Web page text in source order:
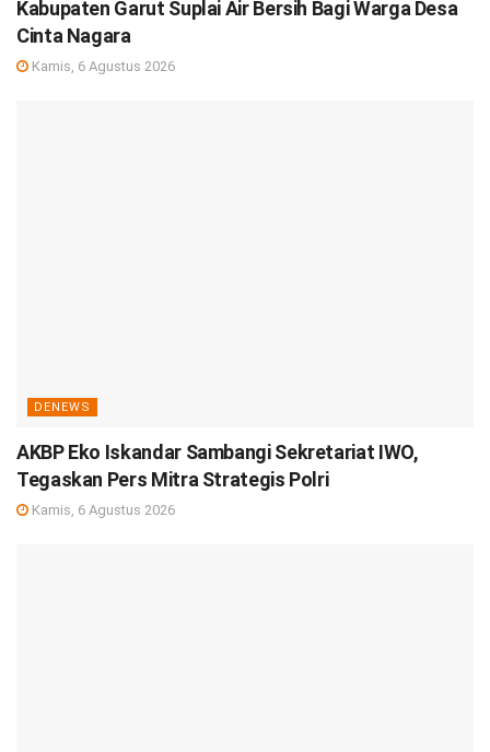
Kabupaten Garut Suplai Air Bersih Bagi Warga Desa
Cinta Nagara
Kamis, 6 Agustus 2026
DENEWS
AKBP Eko Iskandar Sambangi Sekretariat IWO,
Tegaskan Pers Mitra Strategis Polri
Kamis, 6 Agustus 2026